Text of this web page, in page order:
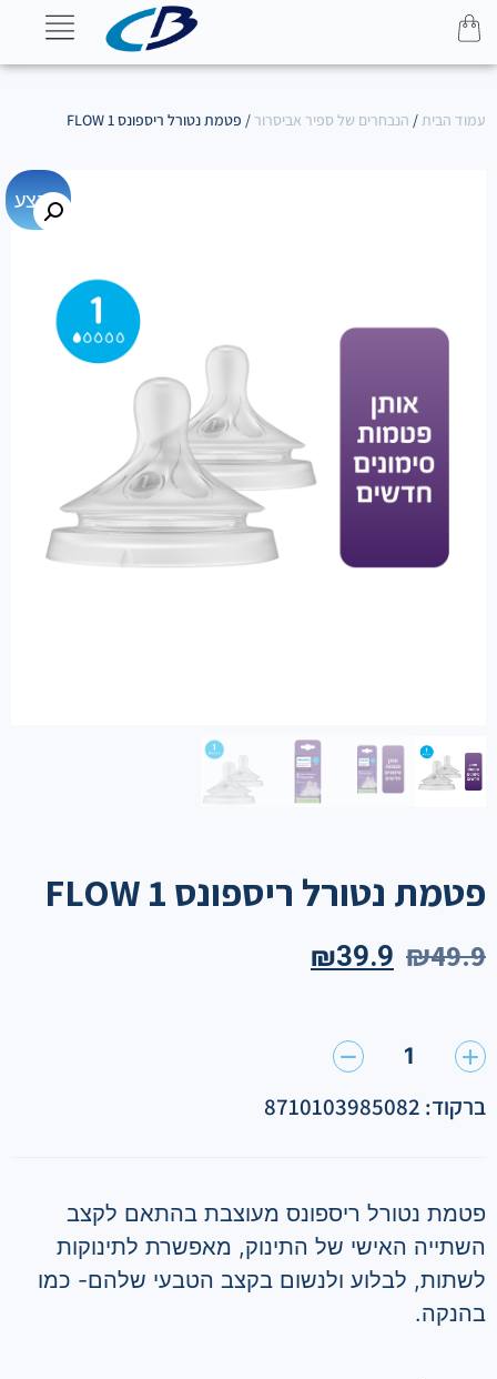
עמוד הבית/ הנבחרים של ספיר אביסרור/ פטמת נטורל ריספונס FLOW 1
מבצע
פטמת נטורל ריספונס FLOW 1
₪49.9
₪39.9
1
ברקוד: 8710103985082
פטמת נטורל ריספונס מעוצבת בהתאם לקצב
השתייה האישי של התינוק, מאפשרת לתינוקות
לשתות, לבלוע ולנשום בקצב הטבעי שלהם- כמו
בהנקה.